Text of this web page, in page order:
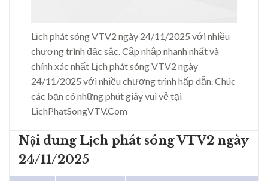
Lịch phát sóng VTV2 ngày 24/11/2025 với nhiều
chương trình đặc sắc. Cập nhập nhanh nhất và
chính xác nhất Lịch phát sóng VTV2 ngày
24/11/2025 với nhiều chương trình hấp dẫn. Chúc
các bạn có những phút giây vui vẻ tại
LichPhatSongVTV.Com
Nội dung Lịch phát sóng VTV2 ngày
24/11/2025